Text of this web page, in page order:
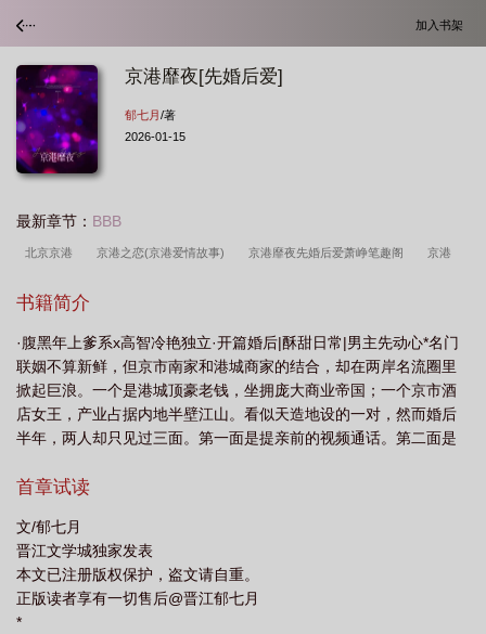
加入书架
京港靡夜[先婚后爱]
郁七月/著
2026-01-15
最新章节： BBB
北京京港 京港之恋(京港爱情故事) 京港靡夜先婚后爱萧峥笔趣阁 京港
爱郁七月免费阅读
书籍简介
·腹黑年上爹系x高智冷艳独立·开篇婚后|酥甜日常|男主先动心*名门
联姻不算新鲜，但京市南家和港城商家的结合，却在两岸名流圈里
掀起巨浪。一个是港城顶豪老钱，坐拥庞大商业帝国；一个京市酒
店女王，产业占据内地半壁江山。看似天造地设的一对，然而婚后
半年，两人却只见过三面。第一面是提亲前的视频通话。第二面是
作，哪一样都比男人来得实在、可靠。所以这场利益结合的婚姻，
想。在他的人生里，婚姻从来不是必须项，不过是顺应了长辈的安
排。人前恩爱，人后塑料，只要能维持表面的平衡与共同的目标，
就足够。哪怕听说她要和别的男人叙旧，他也面不改色地笑笑：“无
关紧要的外人罢了。”可是后来，看着她眼角的泪痕，红肿的唇瓣，
首章试读
文/郁七月
晋江文学城独家发表
本文已注册版权保护，盗文请自重。
正版读者享有一切售后@晋江郁七月
*